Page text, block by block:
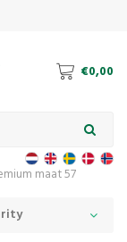
€0,00
maat 57